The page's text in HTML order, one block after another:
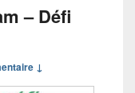
– Défi
↓